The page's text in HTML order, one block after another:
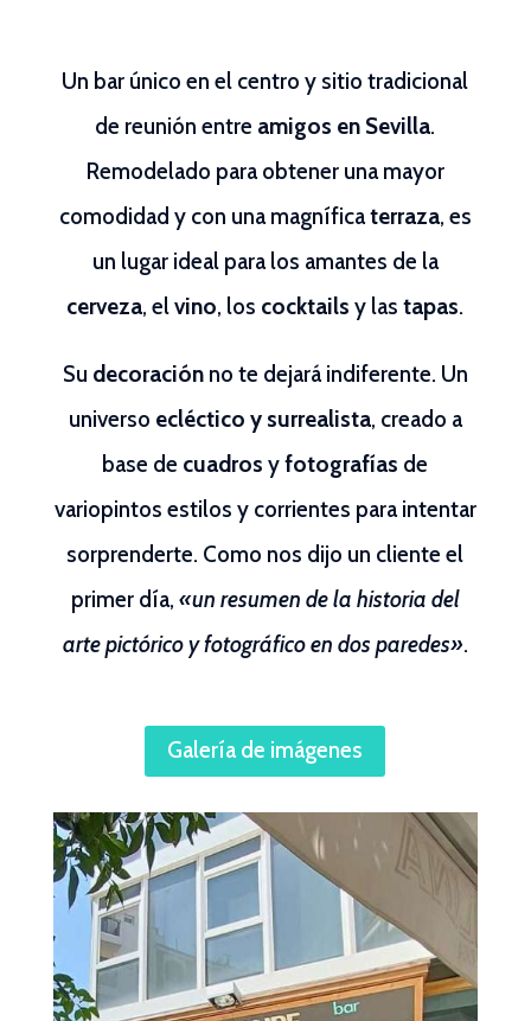
Un bar único en el centro y sitio tradicional
de reunión entre amigos en Sevilla.
Remodelado para obtener una mayor
comodidad y con una magníficaterraza, es
un lugar ideal para los amantes de la
cerveza, elvino, los cocktails y lastapas.
Su decoraciónno te dejará indiferente. Un
universo ecléctico y surrealista, creado a
base de cuadros yfotografías de
variopintos estilos y corrientes para intentar
sorprenderte. Como nos dijo un cliente el
primer día, «un resumen de la historia del
arte pictórico y fotográfico en dos paredes».
Galería de imágenes